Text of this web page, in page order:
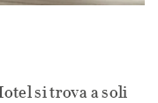
si trova a soli